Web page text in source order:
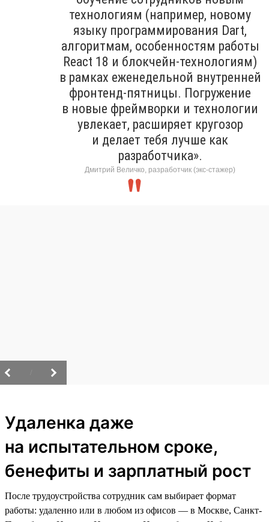
технологиям (например, новому
языку программирования Dart,
алгоритмам, особенностям работы
React 18 и блокчейн-технологиям)
в рамках еженедельной внутренней
фронтенд-пятницы. Погружение
в новые фреймворки и технологии
увлекает, расширяет кругозор
и делает тебя лучше как
разработчика».
Дмитрий Величко, разработчик (экс-стажер)
Удаленка даже
на испытательном сроке,
бенефиты и зарплатный рост
После трудоустройства сотрудник сам выбирает формат
работы: удаленно или в любом из офисов — в Москве, Санкт-